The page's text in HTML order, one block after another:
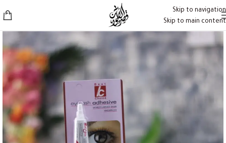
Skip to navigation
Skip to main content